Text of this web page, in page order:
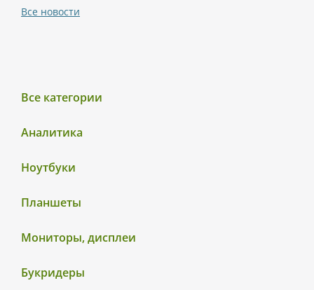
Все категории
Аналитика
Ноутбуки
Планшеты
Мониторы, дисплеи
Букридеры
Все новости